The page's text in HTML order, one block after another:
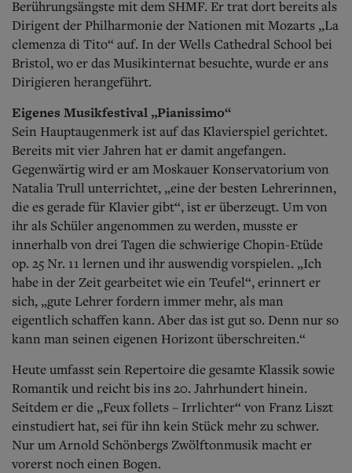
Berührungsängste mit dem SHMF. Er trat dort bereits als
Dirigent der Philharmonie der Nationen mit Mozarts „La
clemenza di Tito“ auf. In der Wells Cathedral School bei
Bristol, wo er das Musikinternat besuchte, wurde er ans
Dirigieren herangeführt.
Eigenes Musikfestival „Pianissimo“
Sein Hauptaugenmerk ist auf das Klavierspiel gerichtet.
Bereits mit vier Jahren hat er damit angefangen.
Gegenwärtig wird er am Moskauer Konservatorium von
Natalia Trull unterrichtet, „eine der besten Lehrerinnen,
die es gerade für Klavier gibt“, ist er überzeugt. Um von
ihr als Schüler angenommen zu werden, musste er
innerhalb von drei Tagen die schwierige Chopin-Etüde
op. 25 Nr. 11 lernen und ihr auswendig vorspielen. „Ich
habe in der Zeit gearbeitet wie ein Teufel“, erinnert er
sich, „gute Lehrer fordern immer mehr, als man
eigentlich schaffen kann. Aber das ist gut so. Denn nur so
kann man seinen eigenen Horizont überschreiten.“
Heute umfasst sein Repertoire die gesamte Klassik sowie
Romantik und reicht bis ins 20. Jahrhundert hinein.
Seitdem er die „Feux follets – Irrlichter“ von Franz Liszt
einstudiert hat, sei für ihn kein Stück mehr zu schwer.
Nur um Arnold Schönbergs Zwölftonmusik macht er
vorerst noch einen Bogen.